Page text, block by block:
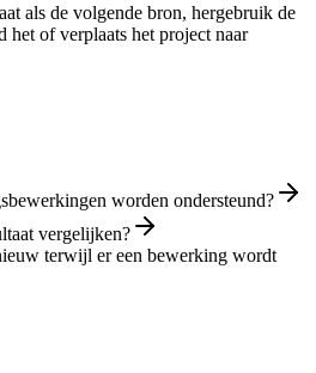
als de volgende bron, hergebruik de
het of verplaats het project naar
worden ondersteund?
vergelijken?
terwijl er een bewerking wordt